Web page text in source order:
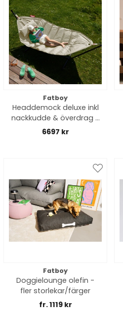
Fatboy
Headdemock deluxe inkl
nackkudde & överdrag -
fler färger
6697 kr
Fatboy
Doggielounge olefin -
fler storlekar/färger
fr. 1119 kr